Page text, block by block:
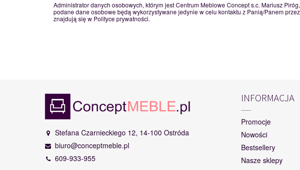
Administrator danych osobowych, którym jest Centrum Meblowe Concept s.c. Mariusz
podane dane osobowe będą wykorzystywane jedynie w celu kontaktu z Panią/Panem
znajdują się w Polityce prywatności.
Stefana Czarnieckiego 12, 14-100 Ostróda
biuro@conceptmeble.pl
609-933-955
INFORMACJA
Promocje
Nowości
Bestsellery
Nasze sklepy